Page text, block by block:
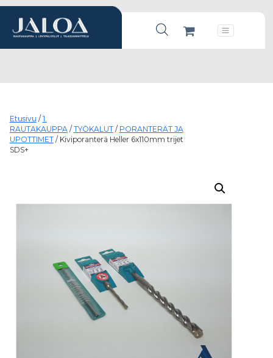
Products search
Päävalikko
Etusivu / 1.
RAUTAKAUPPA/ TYÖKALUT/ PORANTERÄT JA
UPOTTIMET/ Kiviporanterä Heller 6x110mm trijet
SDS+